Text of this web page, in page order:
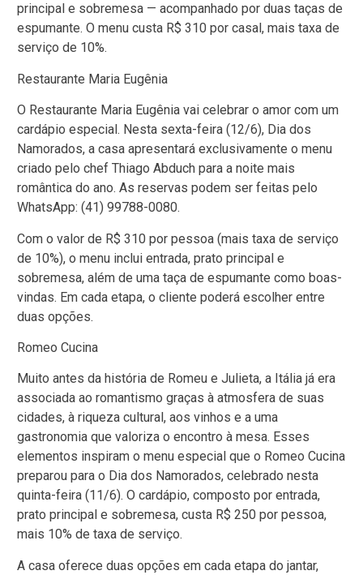
principal e sobremesa — acompanhado por duas taças de
espumante. O menu custa R$ 310 por casal, mais taxa de
serviço de 10%.
Restaurante Maria Eugênia
O Restaurante Maria Eugênia vai celebrar o amor com um
cardápio especial. Nesta sexta-feira (12/6), Dia dos
Namorados, a casa apresentará exclusivamente o menu
criado pelo chef Thiago Abduch para a noite mais
romântica do ano. As reservas podem ser feitas pelo
WhatsApp: (41) 99788-0080.
Com o valor de R$ 310 por pessoa (mais taxa de serviço
de 10%), o menu inclui entrada, prato principal e
sobremesa, além de uma taça de espumante como boas-
vindas. Em cada etapa, o cliente poderá escolher entre
duas opções.
Romeo Cucina
Muito antes da história de Romeu e Julieta, a Itália já era
associada ao romantismo graças à atmosfera de suas
cidades, à riqueza cultural, aos vinhos e a uma
gastronomia que valoriza o encontro à mesa. Esses
elementos inspiram o menu especial que o Romeo Cucina
preparou para o Dia dos Namorados, celebrado nesta
quinta-feira (11/6). O cardápio, composto por entrada,
prato principal e sobremesa, custa R$ 250 por pessoa,
mais 10% de taxa de serviço.
A casa oferece duas opções em cada etapa do jantar,